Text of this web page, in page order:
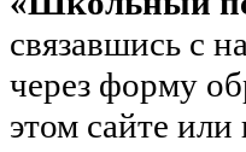
связавшись с
через форму
этом сайте